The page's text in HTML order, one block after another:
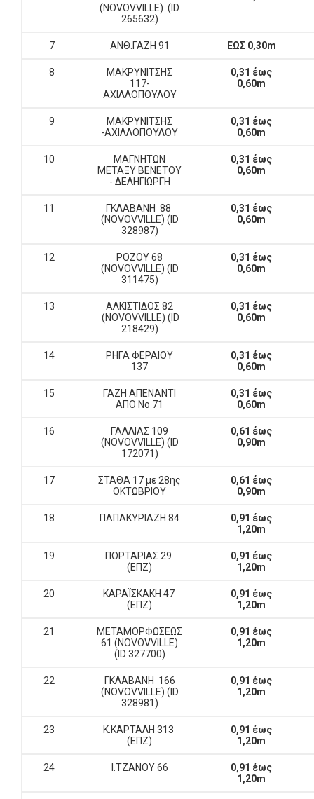
(NOVOVVILLE) (ID
265632)
7 ΑΝΘ.ΓΑΖΗ 91 ΕΩΣ 0,30m
8
ΜΑΚΡΥΝΙΤΣΗΣ
117-
ΑΧΙΛΛΟΠΟΥΛΟΥ
0,31 έως
0,60m
9
ΜΑΚΡΥΝΙΤΣΗΣ
-ΑΧΙΛΛΟΠΟΥΛΟΥ
0,31 έως
0,60m
10
ΜΑΓΝΗΤΩΝ
ΜΕΤΑΞΥ ΒΕΝΕΤΟΥ
- ΔΕΛΗΓΙΩΡΓΗ
0,31 έως
0,60m
11
ΓΚΛΑΒΑΝΗ 88
(NOVOVVILLE) (ID
328987)
0,31 έως
0,60m
12
ΡΟΖΟΥ 68
(NOVOVVILLE) (ID
311475)
0,31 έως
0,60m
13
ΑΛΚΙΣΤΙΔΟΣ 82
(NOVOVVILLE) (ID
218429)
0,31 έως
0,60m
14
ΡΗΓΑ ΦΕΡΑΙΟΥ
137
0,31 έως
0,60m
15
ΓΑΖΗ ΑΠΕΝΑΝΤΙ
ΑΠΟ Νο 71
0,31 έως
0,60m
16
ΓΑΛΛΙΑΣ 109
(NOVOVVILLE) (ID
172071)
0,61 έως
0,90m
17
ΣΤΑΘΑ 17 με 28ης
ΟΚΤΩΒΡΙΟΥ
0,61 έως
0,90m
18 ΠΑΠΑΚΥΡΙΑΖΗ 84
0,91 έως
1,20m
19
ΠΟΡΤΑΡΙΑΣ 29
(ΕΠΖ)
0,91 έως
1,20m
20
ΚΑΡΑΪΣΚΑΚΗ 47
(ΕΠΖ)
0,91 έως
1,20m
21
ΜΕΤΑΜΟΡΦΩΣΕΩΣ
61 (NOVOVVILLE)
(ID 327700)
0,91 έως
1,20m
22
ΓΚΛΑΒΑΝΗ 166
(NOVOVVILLE) (ID
328981)
0,91 έως
1,20m
23
Κ.ΚΑΡΤΑΛΗ 313
(ΕΠΖ)
0,91 έως
1,20m
24 Ι.ΤΖΑΝΟΥ 66
0,91 έως
1,20m